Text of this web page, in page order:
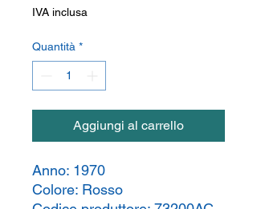
IVA inclusa
Quantità *
Aggiungi al carrello
Anno: 1970
Colore: Rosso